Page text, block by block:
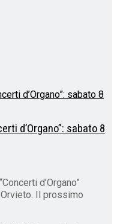
d’Organo”: sabato 8
d’Organo”
Il prossimo